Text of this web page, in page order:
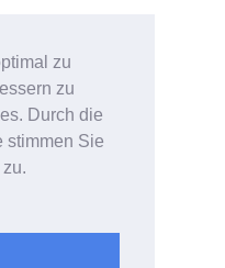
zu
zu
Durch die
stimmen Sie